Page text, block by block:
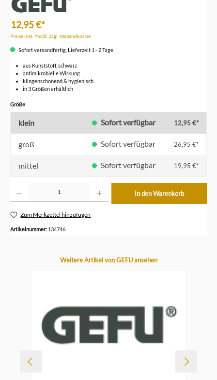
12,95 €*
Preise inkl. MwSt. zzgl. Versandkosten
Sofort versandfertig, Lieferzeit 1 - 2 Tage
aus Kunststoff, schwarz
antimikrobielle Wirkung
klingenschonend & hygienisch
in 3 Größen erhältlich
Größeauswählen
klein Sofort verfügbar 12,95 €*
groß Sofort verfügbar 26,95 €*
mittel Sofort verfügbar 19,95 €*
In den Warenkorb
Zum Merkzettel hinzufügen
Artikelnummer: 134746
Produktgalerie überspringen
Weitere Artikel von GEFU ansehen